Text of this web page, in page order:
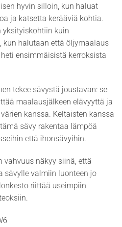
hyvin silloin, kun haluat
ja katsetta kerääviä kohtia.
yksityiskohtiin kuin
kun halutaan että öljymaalaus
ensimmäisistä kerroksista
tekee sävystä joustavan: se
maalausjälkeen elävyyttä ja
kanssa. Keltaisten kanssa
sävy rakentaa lämpöä
että ihonsävyihin.
vahvuus näkyy siinä, että
sävylle valmiin luonteen jo
riittää useimpiin